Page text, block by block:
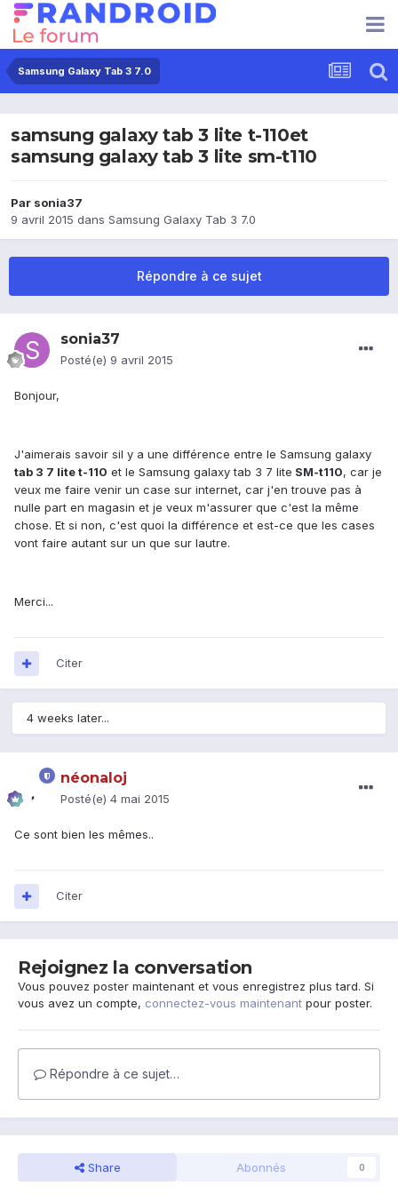
Samsung Galaxy Tab 3 7.0
samsung galaxy tab 3 lite t-110et
samsung galaxy tab 3 lite sm-t110
Par sonia37
9 avril 2015 dans Samsung Galaxy Tab 3 7.0
Répondre à ce sujet
sonia37
Posté(e) 9 avril 2015
Bonjour,
J'aimerais savoir sil y a une différence entre le Samsung galaxy
tab 3 7 lite t-110 et le Samsung galaxy tab 3 7 lite SM-t110, car je
veux me faire venir un case sur internet, car j'en trouve pas à
nulle part en magasin et je veux m'assurer que c'est la même
chose. Et si non, c'est quoi la différence et est-ce que les cases
vont faire autant sur un que sur lautre.
Merci...
Citer
4 weeks later...
néonaloj
Posté(e) 4 mai 2015
Ce sont bien les mêmes..
Citer
Rejoignez la conversation
Vous pouvez poster maintenant et vous enregistrez plus tard. Si
vous avez un compte, connectez-vous maintenant pour poster.
Répondre à ce sujet…
Share Abonnés 0